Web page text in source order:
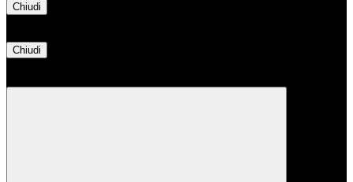
Chiudi
Chiudi